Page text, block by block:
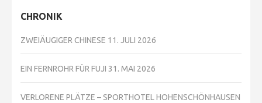
CHRONIK
ZWEIÄUGIGER CHINESE 11. JULI 2026
EIN FERNROHR FÜR FUJI 31. MAI 2026
VERLORENE PLÄTZE – SPORTHOTEL HOHENSCHÖNHAUSEN